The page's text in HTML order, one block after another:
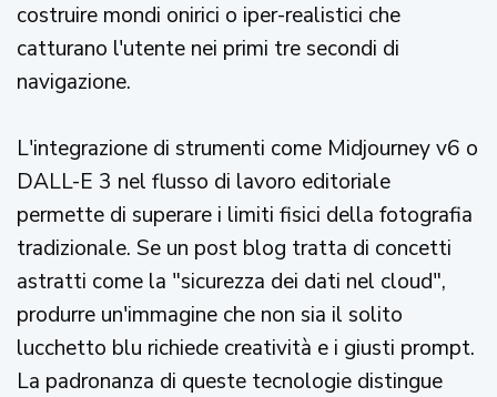
costruire mondi onirici o iper-realistici che
catturano l'utente nei primi tre secondi di
navigazione.
L'integrazione di strumenti come Midjourney v6 o
DALL-E 3 nel flusso di lavoro editoriale
permette di superare i limiti fisici della fotografia
tradizionale. Se un post blog tratta di concetti
astratti come la "sicurezza dei dati nel cloud",
produrre un'immagine che non sia il solito
lucchetto blu richiede creatività e i giusti prompt.
La padronanza di queste tecnologie distingue